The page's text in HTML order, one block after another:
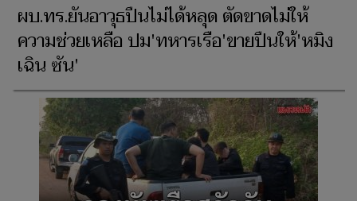
ผบ.ทร.ยันอาวุธปืนไม่ได้หลุด ตัดขาดไม่ให้
ความช่วยเหลือ ปม'ทหารเรือ'ขายปืนให้'หมิง
เฉิน ซัน'